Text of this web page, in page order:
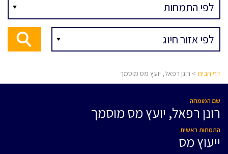
דף הבית > רונן רפאל, יועץ מס מוסמך
שם המומחה
רונן רפאל, יועץ מס מוסמך
התמחות ראשית
ייעוץ מס